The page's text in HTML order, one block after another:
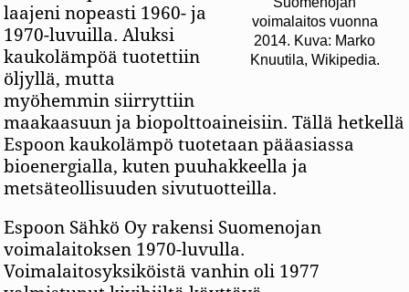
voimalaitos vuonna
2014. Kuva: Marko
Knuutila, Wikipedia.
laajeni nopeasti 1960- ja
1970-luvuilla. Aluksi
kaukolämpöä tuotettiin
öljyllä, mutta
myöhemmin siirryttiin
maakaasuun ja biopolttoaineisiin. Tällä hetkellä
Espoon kaukolämpö tuotetaan pääasiassa
bioenergialla, kuten puuhakkeella ja
metsäteollisuuden sivutuotteilla.
Espoon Sähkö Oy rakensi Suomenojan
voimalaitoksen 1970-luvulla.
Voimalaitosyksiköistä vanhin oli 1977